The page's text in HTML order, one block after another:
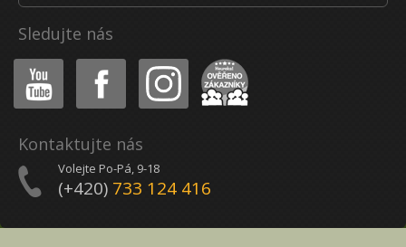
Sledujte nás
Youtube Facebook Instagram Heureka
Kontaktujte nás
Volejte Po-Pá, 9-18
(+420) 733 124 416